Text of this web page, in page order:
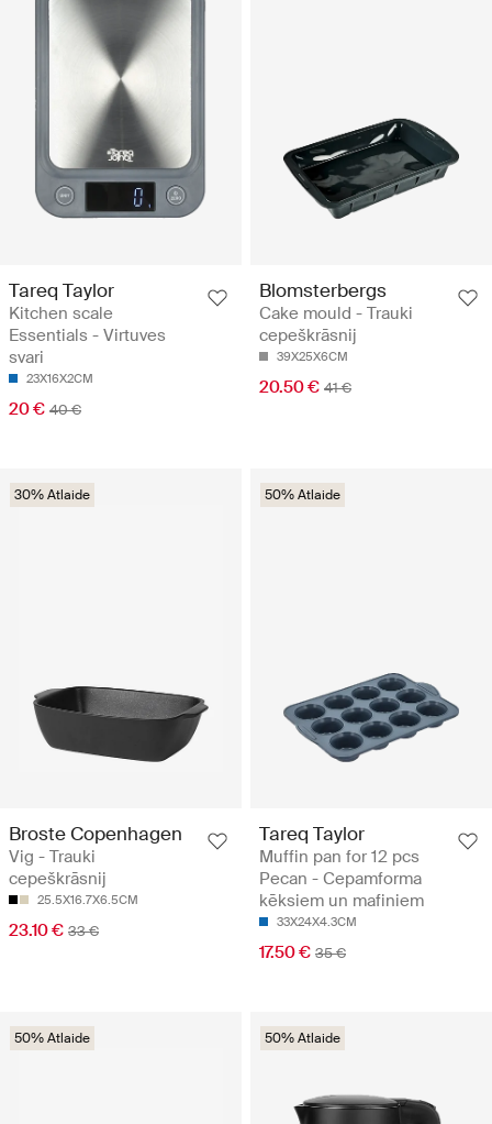
Tareq Taylor
Kitchen scale
Essentials - Virtuves
svari
23X16X2CM
20 € 40 €
Blomsterbergs
Cake mould - Trauki
cepeškrāsnij
39X25X6CM
20.50 € 41 €
30% Atlaide
Broste Copenhagen
Vig - Trauki
cepeškrāsnij
25.5X16.7X6.5CM
23.10 € 33 €
50% Atlaide
Tareq Taylor
Muffin pan for 12 pcs
Pecan - Cepamforma
kēksiem un mafiniem
33X24X4.3CM
17.50 € 35 €
50% Atlaide 50% Atlaide